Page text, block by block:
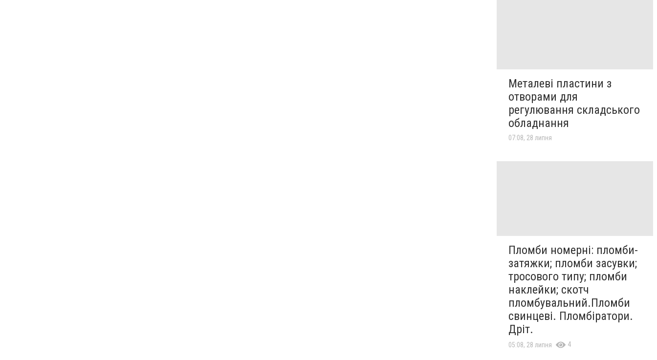
Металеві пластини з
отворами для
регулювання складського
обладнання
07:08, 28 липня
Пломби номерні: пломби-
затяжки; пломби засувки;
тросового типу; пломби
наклейки; скотч
пломбувальний.Пломби
свинцеві. Пломбіратори.
Дріт.
05:08, 28 липня 4